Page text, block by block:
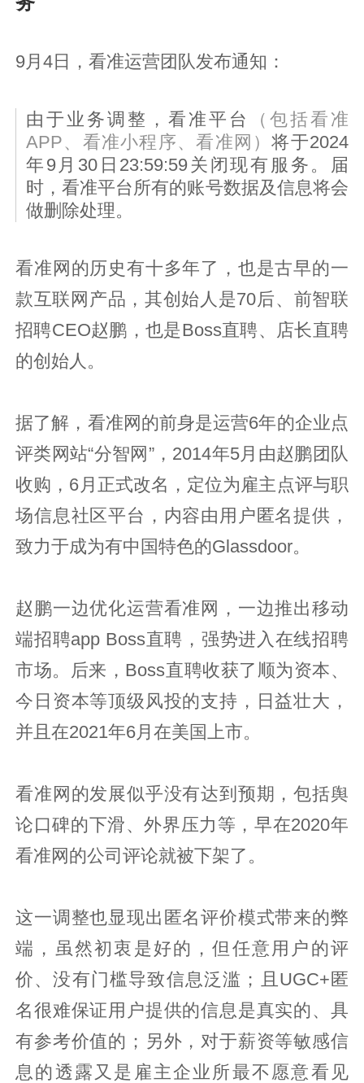
9月4日，看准运营团队发布通知：
由于业务调整，看准平台
（包括看准
APP、看准小程序、看准网）将于2024
年9月30日23:59:59关闭现有服务。届
时，看准平台所有的账号数据及信息将会
做删除处理。
看准网的历史有十多年了，也是古早的一
款互联网产品，其创始人是70后、前智联
招聘CEO赵鹏，也是Boss直聘、店长直聘
的创始人。
据了解，看准网的前身是运营6年的企业点
评类网站“分智网”，2014年5月由赵鹏团队
收购，6月正式改名，定位为雇主点评与职
场信息社区平台，内容由用户匿名提供，
致力于成为有中国特色的Glassdoor。
赵鹏一边优化运营看准网，一边推出移动
端招聘app Boss直聘，强势进入在线招聘
市场。后来，Boss直聘收获了顺为资本、
今日资本等顶级风投的支持，日益壮大，
并且在2021年6月在美国上市。
看准网的发展似乎没有达到预期，包括舆
论口碑的下滑、外界压力等，早在2020年
看准网的公司评论就被下架了。
这一调整也显现出匿名评价模式带来的弊
端，虽然初衷是好的，但任意用户的评
价、没有门槛导致信息泛滥；且UGC+匿
名很难保证用户提供的信息是真实的、具
有参考价值的；另外，对于薪资等敏感信
息的透露又是雇主企业所最不愿意看见